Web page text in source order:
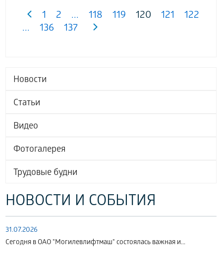
Новости
Статьи
Видео
Фотогалерея
Трудовые будни
НОВОСТИ И СОБЫТИЯ
31.07.2026
Сегодня в ОАО "Могилевлифтмаш" состоялась важная и...
1 2 ... 118 119 120 121
122
...
136 137